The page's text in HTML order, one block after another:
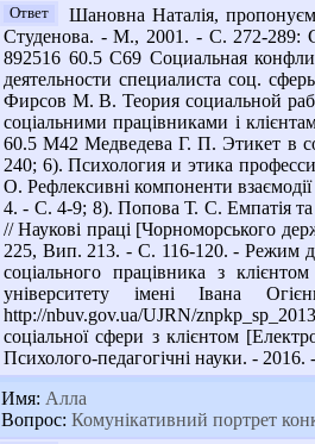
Ответ
Шановна Наталія,
Студенова. - М., 2001. - С. 272-289:
892516 60.5 С69 Социальная
деятельности специалиста соц.
Фирсов М. В. Теория социальной
соціальними працівниками і
60.5 М42 Медведева Г. П. Этикет в
240; 6). Психология и этика
О. Рефлексивні компоненти
4. - С. 4-9; 8). Попова Т. С. Емпатія та
// Наукові праці [Чорноморського
225, Вип. 213. - С. 116-120. - Режим
соціального працівника з
університету імені Івана
http://nbuv.gov.ua/UJRN/
соціальної сфери з клієнтом
Психолого-педагогічні науки. -
Имя: Алла
Вопрос: Комунікативний портрет